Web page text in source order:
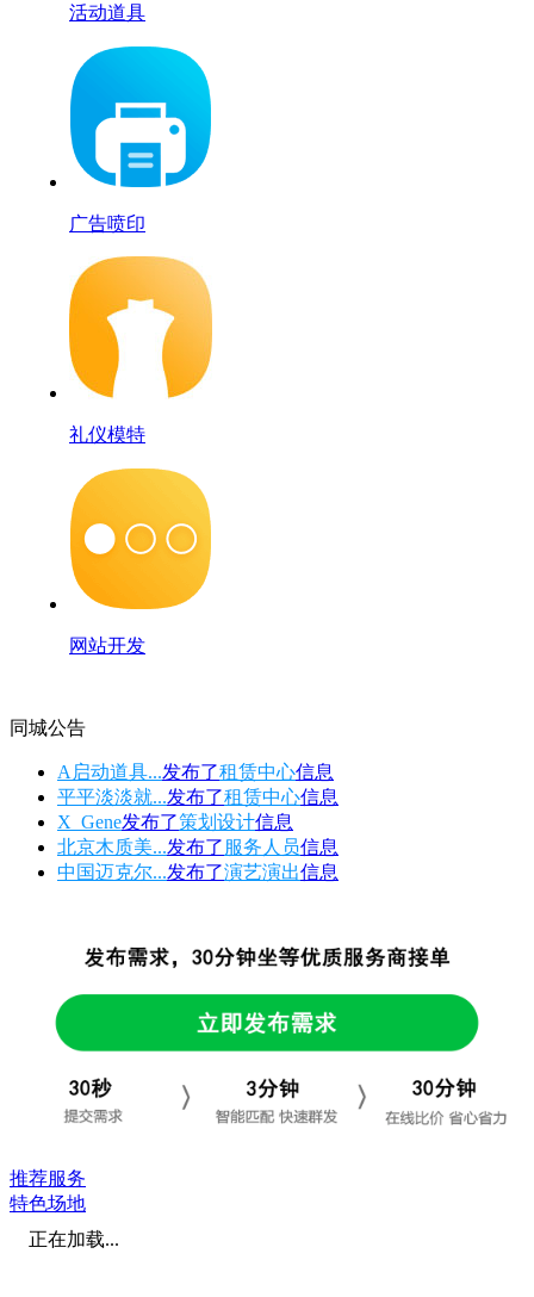
活动道具
广告喷印
礼仪模特
网站开发
同城公告
A启动道具...发布了租赁中心信息
平平淡淡就...发布了租赁中心信息
X_Gene发布了策划设计信息
北京木质美...发布了 服务人员信息
中国迈克尔...发布了演艺演出信息
推荐服务
特色场地
正在加载...